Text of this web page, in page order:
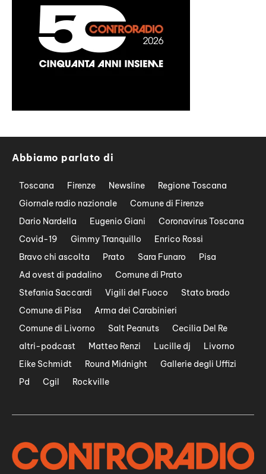
Abbiamo parlato di
Toscana Firenze Newsline
Regione Toscana
Giornale radio nazionale
Comune di Firenze
Dario Nardella
Eugenio Giani
Coronavirus Toscana
Covid-19
Gimmy Tranquillo
Enrico Rossi
Bravo chi ascolta
Prato Sara Funaro
Pisa
Ad ovest di padalino
Comune di Prato
Stefania Saccardi
Vigili del Fuoco
Stato brado
Comune di Pisa
Arma dei Carabinieri
Comune di Livorno
Salt Peanuts
Cecilia Del Re
altri-podcast
Matteo Renzi Lucille dj
Livorno
Eike Schmidt
Round Midnight
Gallerie degli Uffizi
Pd
Cgil Rockville